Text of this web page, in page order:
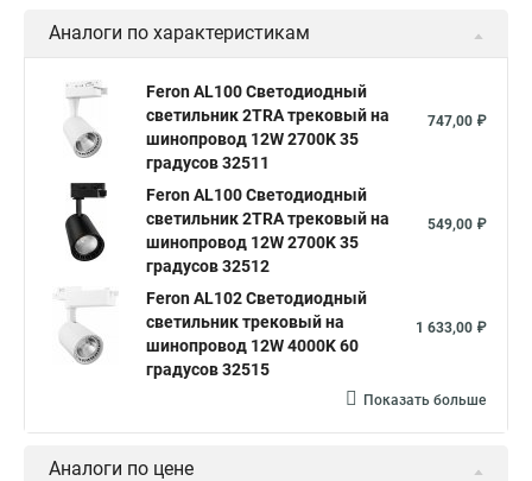
Аналоги по характеристикам
Feron AL100 Светодиодный
светильник 2TRA трековый на
шинопровод 12W 2700K 35
градусов 32511
747,00 ₽
Feron AL100 Светодиодный
светильник 2TRA трековый на
шинопровод 12W 2700K 35
градусов 32512
549,00 ₽
Feron AL102 Светодиодный
светильник трековый на
шинопровод 12W 4000K 60
градусов 32515
1 633,00 ₽
Показать больше
Аналоги по цене